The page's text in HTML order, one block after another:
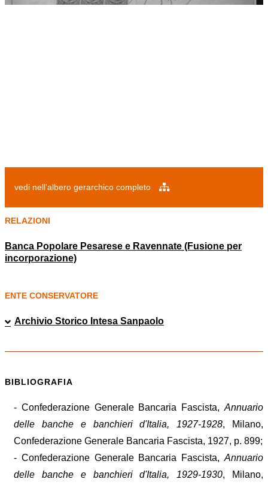
vedi nell'albero gerarchico completo
RELAZIONI
Banca Popolare Pesarese e Ravennate (Fusione per
incorporazione)
ENTE CONSERVATORE
Archivio Storico Intesa Sanpaolo
BIBLIOGRAFIA
- Confederazione Generale Bancaria Fascista, Annuario
delle banche e banchieri d'Italia, 1927-1928, Milano,
Confederazione Generale Bancaria Fascista, 1927, p. 899;
- Confederazione Generale Bancaria Fascista, Annuario
delle banche e banchieri d'Italia, 1929-1930, Milano,